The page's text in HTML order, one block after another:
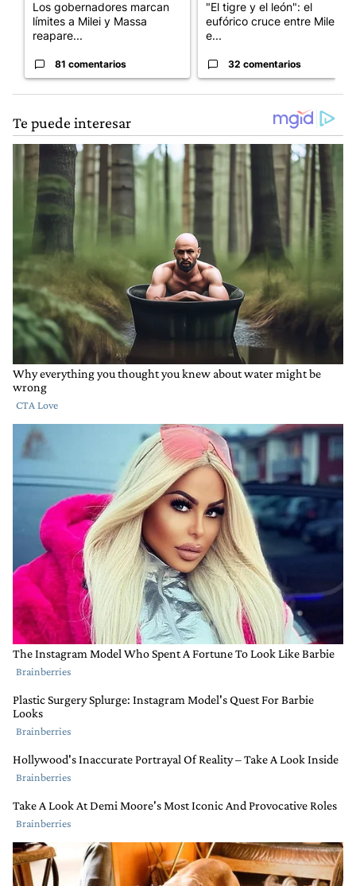
Los gobernadores marcan
límites a Milei y Massa
reapare...
81 comentarios
"El tigre y el león": el
eufórico cruce entre Milei y
e...
32 comentarios